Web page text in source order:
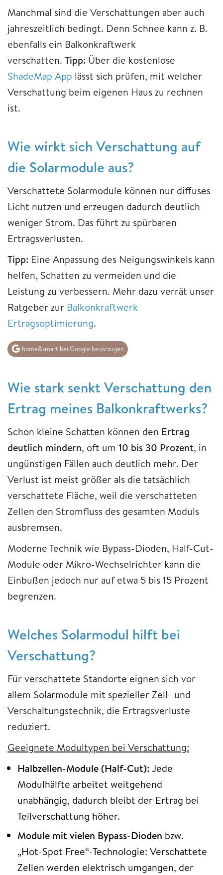
Manchmal sind die Verschattungen aber auch
jahreszeitlich bedingt. Denn Schnee kann z. B.
ebenfalls ein Balkonkraftwerk
verschatten. Tipp: Über die kostenlose
ShadeMap App lässt sich prüfen, mit welcher
Verschattung beim eigenen Haus zu rechnen
ist.
Wie wirkt sich Verschattung auf
die Solarmodule aus?
Verschattete Solarmodule können nur diffuses
Licht nutzen und erzeugen dadurch deutlich
weniger Strom. Das führt zu spürbaren
Ertragsverlusten.
Tipp: Eine Anpassung des Neigungswinkels kann
helfen, Schatten zu vermeiden und die
Leistung zu verbessern. Mehr dazu verrät unser
Ratgeber zur Balkonkraftwerk
Ertragsoptimierung.
home&smart bei Google bevorzugen
Wie stark senkt Verschattung den
Ertrag meines Balkonkraftwerks?
Schon kleine Schatten können den Ertrag
deutlich mindern, oft um 10 bis 30 Prozent, in
ungünstigen Fällen auch deutlich mehr. Der
Verlust ist meist größer als die tatsächlich
verschattete Fläche, weil die verschatteten
Zellen den Stromfluss des gesamten Moduls
ausbremsen.
Moderne Technik wie Bypass-Dioden, Half-Cut-
Module oder Mikro-Wechselrichter kann die
Einbußen jedoch nur auf etwa 5 bis 15 Prozent
begrenzen.
Welches Solarmodul hilft bei
Verschattung?
Für verschattete Standorte eignen sich vor
allem Solarmodule mit spezieller Zell- und
Verschaltungstechnik, die Ertragsverluste
reduziert.
Geeignete Modultypen bei Verschattung:
Halbzellen-Module (Half-Cut): Jede
Modulhälfte arbeitet weitgehend
unabhängig, dadurch bleibt der Ertrag bei
Teilverschattung höher.
Module mit vielen Bypass-Dioden bzw.
„Hot-Spot Free“-Technologie: Verschattete
Zellen werden elektrisch umgangen, der